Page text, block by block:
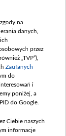
na
danych,
przez
„TVP”),
Zaufanych
do
i
poniżej, a
do Google.
Ciebie naszych
informacje